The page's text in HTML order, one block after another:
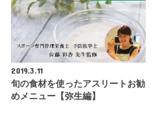
2019.3.11
旬の食材を使ったアスリートお勧
めメニュー【弥生編】